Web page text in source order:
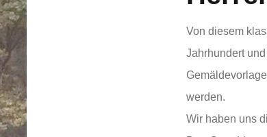
Von diesem
Jahrhundert
werden.
Wir haben uns